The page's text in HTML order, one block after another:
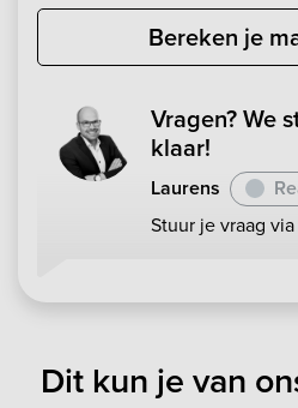
Bereken je
Vragen? We
klaar!
Laurens
Stuur je vraag via
Dit kun je van